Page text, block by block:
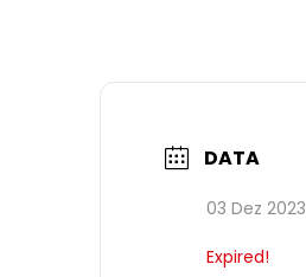
DATA
03 Dez 2023
Expired!